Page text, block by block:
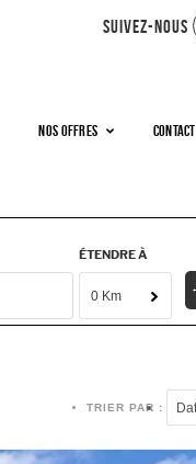
SUIVEZ-NOUS
Nos offres Contact
ÉTENDRE À
0 Km
TRIER PAR :